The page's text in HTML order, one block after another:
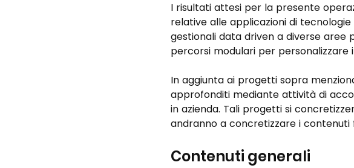
I risultati attesi per la presente
relative alle applicazioni di
gestionali data driven a diverse aree
percorsi modulari per personalizzare
In aggiunta ai progetti sopra
approfonditi mediante attività di
in azienda. Tali progetti si
andranno a concretizzare i contenuti
Contenuti generali